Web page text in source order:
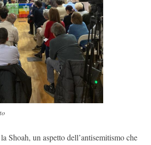
Shoah, un aspetto dell’antisemitismo che